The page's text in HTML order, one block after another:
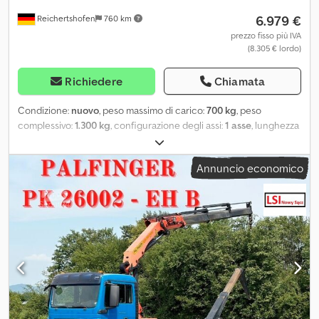
Reichertshofen 760 km 6.979 €
prezzo fisso più IVA
(8.305 € lordo)
Richiedere Chiamata
Condizione: nuovo, peso massimo di carico:700 kg, peso
complessivo:1.300 kg, configurazione degli assi:1 asse, lunghezza
, larghezza vano di carico:
altezza vano di carico:1.800 mm, Contenitore refrigerato
FK1325HL, rimorchio refrigerato Dati tecnici: * Tipo di rimorchio:
Contenitore refrigerato FK1326/180HL * Peso totale: 1300 kg *
Carico utile: 700 kg * Dimensioni esterne: L: 422 cm, L: 208 cm, A:
241 cm * Dimensioni interne: L: 250 cm, L: 150 cm, A: 180 cm *
Altezza di carico: 55 cm * Pavimento: pannello multistrato con
pannello sandwich sottostante * Telaio: acciaio saldato, zincato a
caldo * Impianto elettrico: 13 poli, 12 V * Produttore degli assi: AL-
KO o KNOTT * Numero di assi: 1 * Asse frenata * Ruota di supporto:
di serie * Pareti sandwich: spessore 60 mm * Porte a battente
posteriori con chiusura a maniglia girevole in acciaio inossidabile
Annuncio economico